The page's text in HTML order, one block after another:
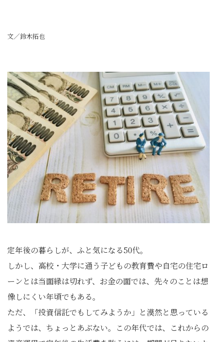
文／鈴木拓也
定年後の暮らしが、ふと気になる50代。
しかし、高校・大学に通う子どもの教育費や自宅の住宅ロ
ーンとは当面縁は切れず、お金の面では、先々のことは想
像しにくい年頃でもある。
ただ、「投資信託でもしてみようか」と漠然と思っている
ようでは、ちょっとあぶない。この年代では、これからの